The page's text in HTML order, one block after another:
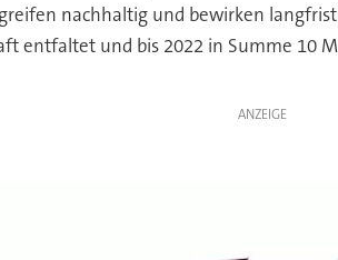
nachhaltig und bewirken
entfaltet und bis 2022 in Summe 10
ANZEIGE